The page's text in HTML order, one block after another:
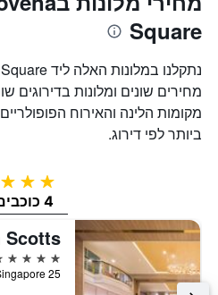
Square
מחירים שונים ומלונות בדירוגים
מקומות הלינה והאירוח
ביותר לפי דירוג.
4 כוכבים
4 כוכבים +
5 כוכבים